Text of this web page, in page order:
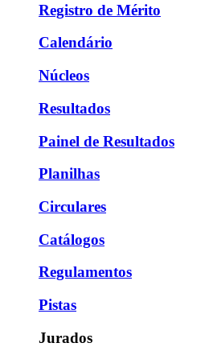
Registro de Mérito
Calendário
Núcleos
Resultados
Painel de Resultados
Planilhas
Circulares
Catálogos
Regulamentos
Pistas
Jurados